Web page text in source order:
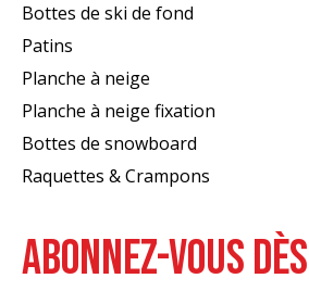
Bottes de ski de fond
Patins
Planche à neige
Planche à neige fixation
Bottes de snowboard
Raquettes & Crampons
ABONNEZ-VOUS DÈS